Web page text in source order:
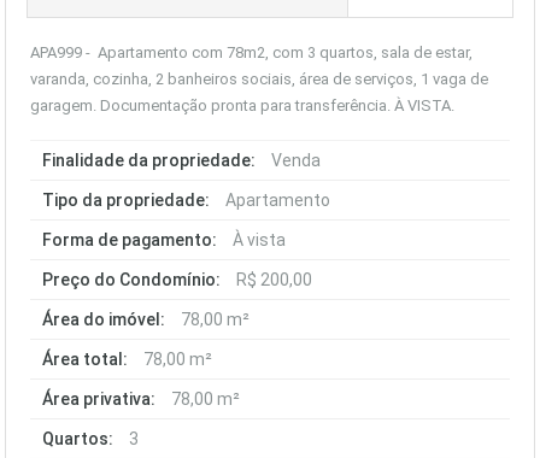
APA999 - Apartamento com 78m2, com 3 quartos, sala de estar,
varanda, cozinha, 2 banheiros sociais, área de serviços, 1 vaga de
garagem. Documentação pronta para transferência. À VISTA.
Finalidade da propriedade: Venda
Tipo da propriedade: Apartamento
Forma de pagamento: À vista
Preço do Condomínio: R$ 200,00
Área do imóvel: 78,00 m²
Área total: 78,00 m²
Área privativa: 78,00 m²
Quartos: 3